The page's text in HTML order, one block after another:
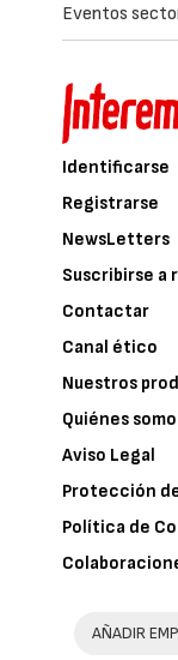
Eventos
Identificarse
Registrarse
NewsLetters
Suscribirse a
Contactar
Canal ético
Nuestros
Quiénes
Aviso Legal
Protección
Política de
AÑADIR